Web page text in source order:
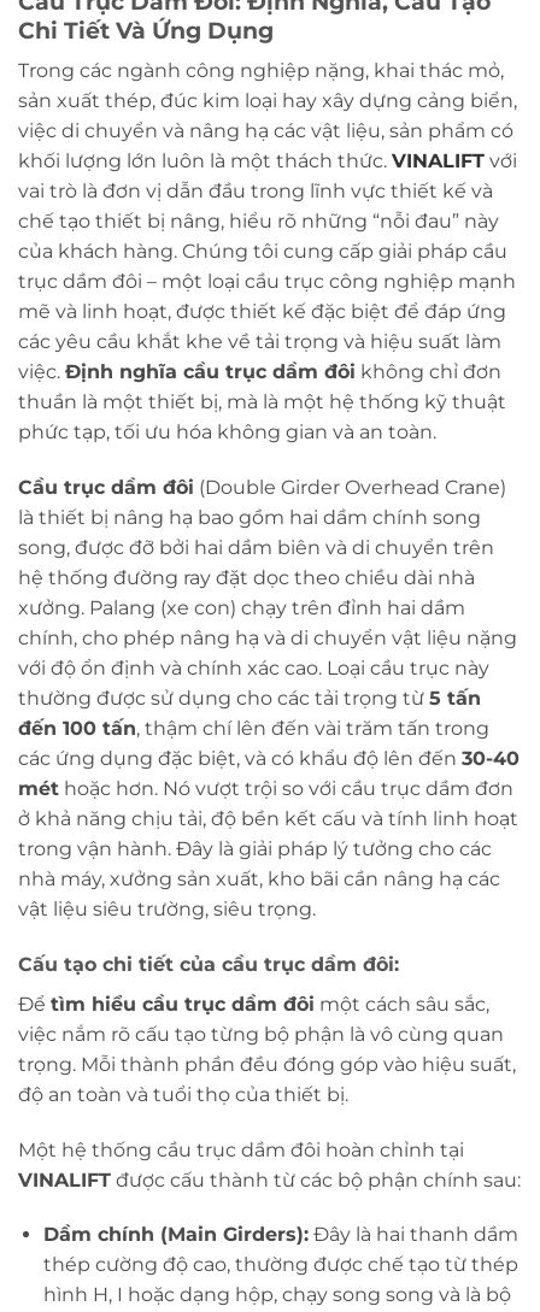
Chi Tiết Và Ứng Dụng
Trong các ngành công nghiệp nặng, khai thác mỏ,
sản xuất thép, đúc kim loại hay xây dựng cảng biển,
việc di chuyển và nâng hạ các vật liệu, sản phẩm có
khối lượng lớn luôn là một thách thức. VINALIFT với
vai trò là đơn vị dẫn đầu trong lĩnh vực thiết kế và
chế tạo thiết bị nâng, hiểu rõ những “nỗi đau” này
của khách hàng. Chúng tôi cung cấp giải pháp cầu
trục dầm đôi – một loại cầu trục công nghiệp mạnh
mẽ và linh hoạt, được thiết kế đặc biệt để đáp ứng
các yêu cầu khắt khe về tải trọng và hiệu suất làm
việc. Định nghĩa cầu trục dầm đôi không chỉ đơn
thuần là một thiết bị, mà là một hệ thống kỹ thuật
phức tạp, tối ưu hóa không gian và an toàn.
Cầu trục dầm đôi (Double Girder Overhead Crane)
là thiết bị nâng hạ bao gồm hai dầm chính song
song, được đỡ bởi hai dầm biên và di chuyển trên
hệ thống đường ray đặt dọc theo chiều dài nhà
xưởng. Palang (xe con) chạy trên đỉnh hai dầm
chính, cho phép nâng hạ và di chuyển vật liệu nặng
với độ ổn định và chính xác cao. Loại cầu trục này
thường được sử dụng cho các tải trọng từ 5 tấn
đến 100 tấn, thậm chí lên đến vài trăm tấn trong
các ứng dụng đặc biệt, và có khẩu độ lên đến 30-40
mét hoặc hơn. Nó vượt trội so với cầu trục dầm đơn
ở khả năng chịu tải, độ bền kết cấu và tính linh hoạt
trong vận hành. Đây là giải pháp lý tưởng cho các
nhà máy, xưởng sản xuất, kho bãi cần nâng hạ các
vật liệu siêu trường, siêu trọng.
Cấu tạo chi tiết của cầu trục dầm đôi:
Để tìm hiểu cầu trục dầm đôi một cách sâu sắc,
việc nắm rõ cấu tạo từng bộ phận là vô cùng quan
trọng. Mỗi thành phần đều đóng góp vào hiệu suất,
độ an toàn và tuổi thọ của thiết bị.
Một hệ thống cầu trục dầm đôi hoàn chỉnh tại
VINALIFT được cấu thành từ các bộ phận chính sau:
Dầm chính (Main Girders):Đây là hai thanh dầm
thép cường độ cao, thường được chế tạo từ thép
hình H, I hoặc dạng hộp, chạy song song và là bộ